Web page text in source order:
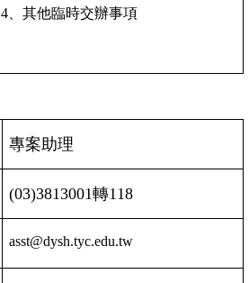
4 、其他臨時交辦事項
專案助理
(03)3813001轉118
asst@dysh.tyc.edu.tw